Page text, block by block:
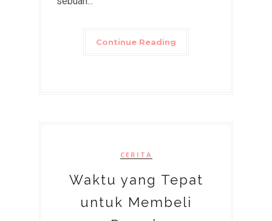
Continue Reading
CERITA
Waktu yang Tepat
untuk Membeli